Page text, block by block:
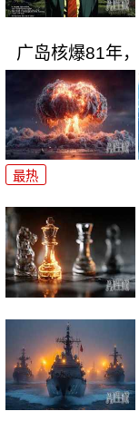
广岛核爆81年
最热